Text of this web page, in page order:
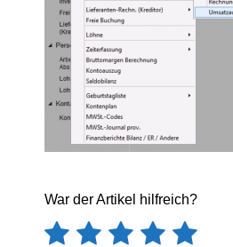
War der Artikel hilfreich?